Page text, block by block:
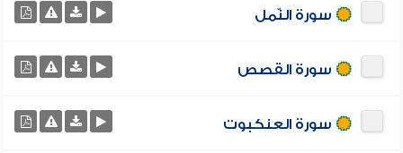
سورة النّمل
سورة القصص
سورة العنكبوت